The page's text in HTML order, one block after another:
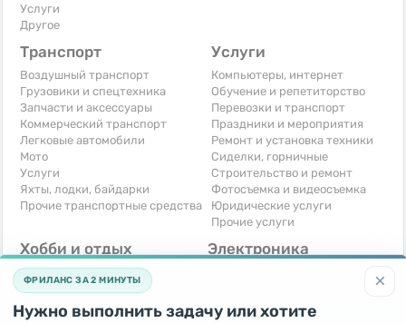
Услуги
Другое
Транспорт
Воздушный транспорт
Грузовики и спецтехника
Запчасти и аксессуары
Коммерческий транспорт
Легковые автомобили
Мото
Услуги
Яхты, лодки, байдарки
Прочие транспортные средства
Услуги
Компьютеры, интернет
Обучение и репетиторство
Перевозки и транспорт
Праздники и мероприятия
Ремонт и установка техники
Сиделки, горничные
Строительство и ремонт
Фотосъемка и видеосъемка
Юридические услуги
Прочие услуги
Хобби и отдых
Книги и журналы
Музыкальные инструменты
Охота и рыбалка
Электроника
×
ФРИЛАНС ЗА 2 МИНУТЫ
Нужно выполнить задачу или хотите